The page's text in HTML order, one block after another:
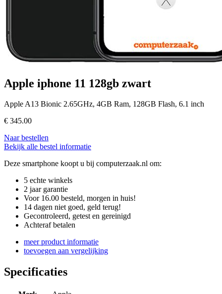
Apple iphone 11 128gb zwart
Apple A13 Bionic 2.65GHz, 4GB Ram, 128GB Flash, 6.1 inch
€ 345.00
Naar bestellen
Bekijk alle bestel informatie
Deze smartphone koopt u bij computerzaak.nl om:
5 echte winkels
2 jaar garantie
Voor 16.00 besteld, morgen in huis!
14 dagen niet goed, geld terug!
Gecontroleerd, getest en gereinigd
Achteraf betalen
meer product informatie
toevoegen aan vergelijking
Specificaties